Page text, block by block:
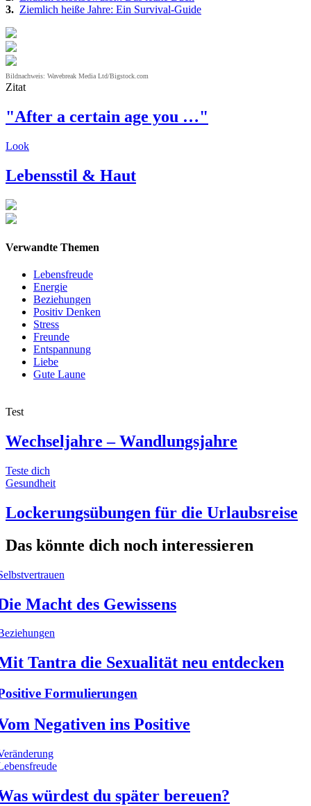
3. Ziemlich heiße Jahre: Ein Survival-Guide
Bildnachweis: Wavebreak Media Ltd/Bigstock.com
Zitat
"After a certain age you …"
Look
Lebensstil & Haut
Verwandte Themen
Lebensfreude
Energie
Beziehungen
Positiv Denken
Stress
Freunde
Entspannung
Liebe
Gute Laune
Test
Wechseljahre – Wandlungsjahre
Teste dich
Gesundheit
Lockerungsübungen für die Urlaubsreise
Das könnte dich noch interessieren
Macht des Gewissens
Tantra die Sexualität neu entdecken
Formulierungen
Negativen ins Positive
würdest du später bereuen?